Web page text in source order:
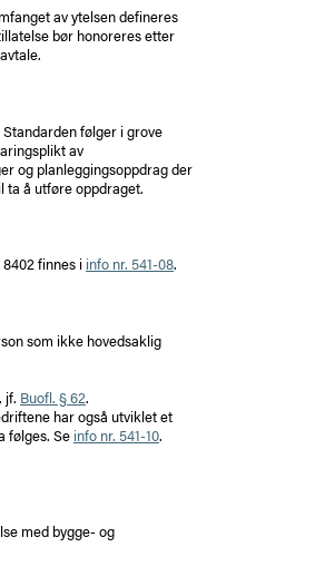
av ytelsen defineres
bør honoreres etter
følger i grove
av
og planleggingsoppdrag der
ta å utføre oppdraget.
finnes i info nr. 541-08.
som ikke hovedsaklig
jf. Buofl. § 62.
har også utviklet et
følges. Se info nr. 541-10.
med bygge- og